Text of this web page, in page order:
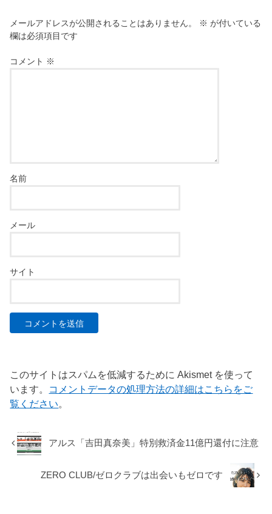
メールアドレスが公開されることはありません。 ※ が付いている
欄は必須項目です
コメント ※
名前
メール
サイト
このサイトはスパムを低減するために Akismet を使って
います。 コメントデータの処理方法の詳細はこちらをご
覧ください
アルス「吉田真奈美」特別救済金11億円還付に注意
ZERO CLUB/ゼロクラブは出会いもゼロです